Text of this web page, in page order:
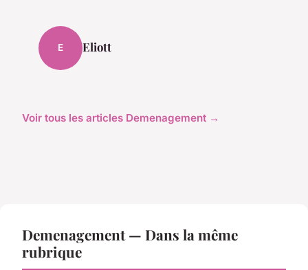
E Eliott
Voir tous les articles Demenagement →
Demenagement — Dans la même
rubrique